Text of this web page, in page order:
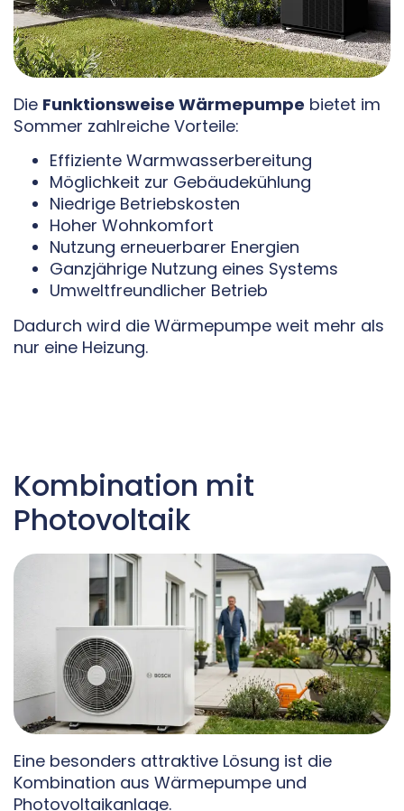
Die Funktionsweise Wärmepumpe bietet im
Sommer zahlreiche Vorteile:
Effiziente Warmwasserbereitung
Möglichkeit zur Gebäudekühlung
Niedrige Betriebskosten
Hoher Wohnkomfort
Nutzung erneuerbarer Energien
Ganzjährige Nutzung eines Systems
Umweltfreundlicher Betrieb
Dadurch wird die Wärmepumpe weit mehr als
nur eine Heizung.
Kombination mit
Photovoltaik
Eine besonders attraktive Lösung ist die
Kombination aus Wärmepumpe und
Photovoltaikanlage.